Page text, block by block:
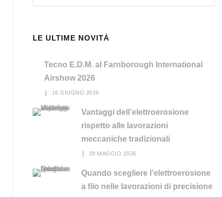
LE ULTIME NOVITÀ
Tecno E.D.M. al Farnborough International
Airshow 2026
16 GIUGNO 2026
Vantaggi dell’elettroerosione
rispetto alle lavorazioni
meccaniche tradizionali
28 MAGGIO 2026
Quando scegliere l’elettroerosione
a filo nelle lavorazioni di precisione